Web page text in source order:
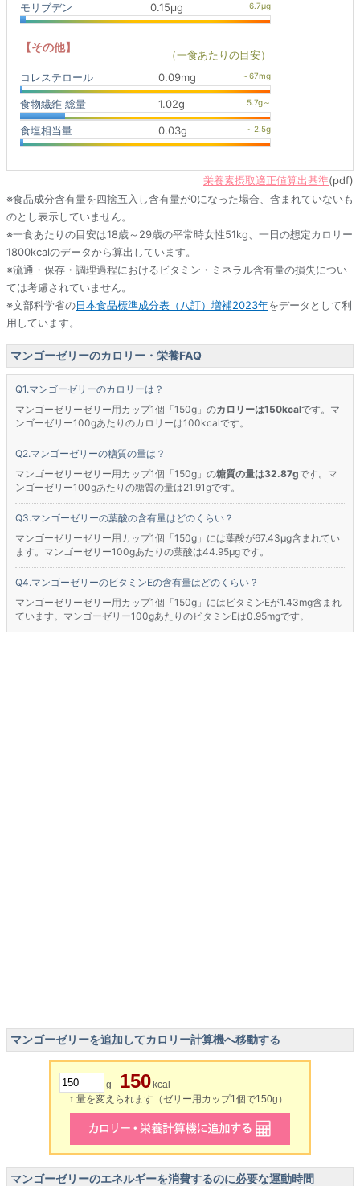
モリブデン 0.15μg
【その他】
（一食あたりの目安）
コレステロール
0.09mg
食物繊維 総量 1.02g
食塩相当量 0.03g
栄養素摂取適正値算出基準(pdf)
※食品成分含有量を四捨五入し含有量が0になった場合、含まれていないも
のとし表示していません。
※一食あたりの目安は18歳～29歳の平常時女性51kg、一日の想定カロリー
1800kcalのデータから算出しています。
※流通・保存・調理過程におけるビタミン・ミネラル含有量の損失につい
ては考慮されていません。
※文部科学省の日本食品標準成分表（八訂）増補2023年をデータとして利
用しています。
マンゴーゼリーのカロリー・栄養FAQ
マンゴーゼリーのカロリーは？
マンゴーゼリーゼリー用カップ1個「150g」のカロリーは150kcalです。マ
ンゴーゼリー100gあたりのカロリーは100kcalです。
マンゴーゼリーの糖質の量は？
マンゴーゼリーゼリー用カップ1個「150g」の糖質の量は32.87gです。マ
ンゴーゼリー100gあたりの糖質の量は21.91gです。
マンゴーゼリーの葉酸の含有量はどのくらい？
マンゴーゼリーゼリー用カップ1個「150g」には葉酸が67.43μg含まれてい
ます。マンゴーゼリー100gあたりの葉酸は44.95μgです。
マンゴーゼリーのビタミンEの含有量はどのくらい？
マンゴーゼリーゼリー用カップ1個「150g」にはビタミンEが1.43mg含まれ
ています。マンゴーゼリー100gあたりのビタミンEは0.95mgです。
マンゴーゼリーを追加してカロリー計算機へ移動する
g 150 kcal
↑ 量を変えられます（ゼリー用カップ1個で150g）
マンゴーゼリーのエネルギーを消費するのに必要な運動時間